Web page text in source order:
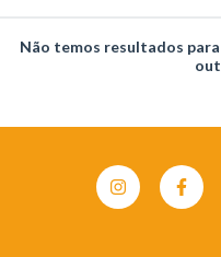
Não temos resultados